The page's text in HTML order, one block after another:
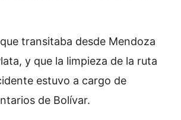
transitaba desde Mendoza
y que la limpieza de la ruta
estuvo a cargo de
de Bolívar.